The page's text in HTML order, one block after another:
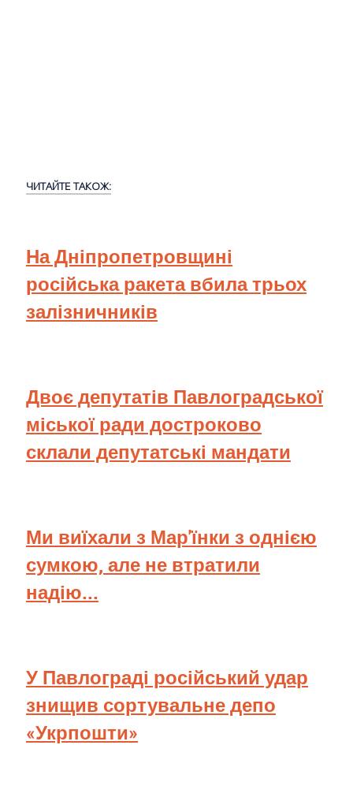
ЧИТАЙТЕ ТАКОЖ:
На Дніпропетровщині
російська ракета вбила трьох
залізничників
Двоє депутатів Павлоградської
міської ради достроково
склали депутатські мандати
Ми виїхали з Мар'їнки з однією
сумкою, але не втратили
надію...
У Павлограді російський удар
знищив сортувальне депо
«Укрпошти»